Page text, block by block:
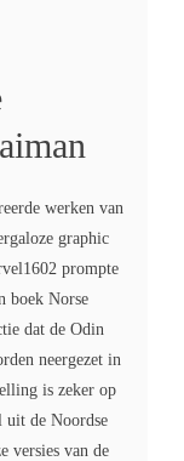
werken van
graphic
prompte
boek Norse
dat de Odin
neergezet in
is zeker op
uit de Noordse
versies van de